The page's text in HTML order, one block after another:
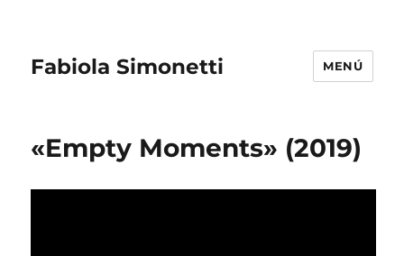
Fabiola Simonetti MENÚ
«Empty Moments» (2019)